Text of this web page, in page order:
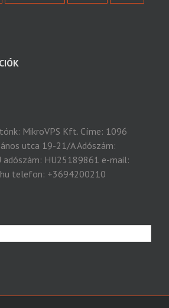
MikroVPS Kft. Címe: 1096
utca 19-21/A Adószám:
HU25189861 e-mail:
telefon: +3694200210